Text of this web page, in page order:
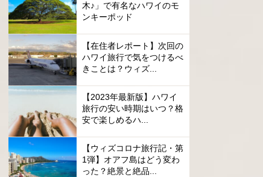
木♪」で有名なハワイのモ
ンキーポッド
【在住者レポート】次回の
ハワイ旅行で気をつけるべ
きことは？ウィズ...
【2023年最新版】ハワイ
旅行の安い時期はいつ？格
安で楽しめるハ...
【ウィズコロナ旅行記・第
1弾】オアフ島はどう変わ
った？絶景と絶品...